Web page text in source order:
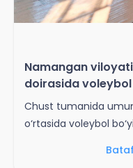
Namangan
doirasida
Chust tumanida
o‘rtasida voleybol